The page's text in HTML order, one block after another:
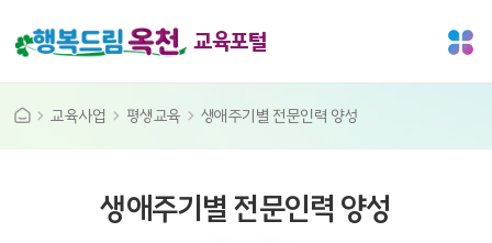
교육포털
교육사업 평생교육 생애주기별 전문인력 양성
생애주기별 전문인력 양성